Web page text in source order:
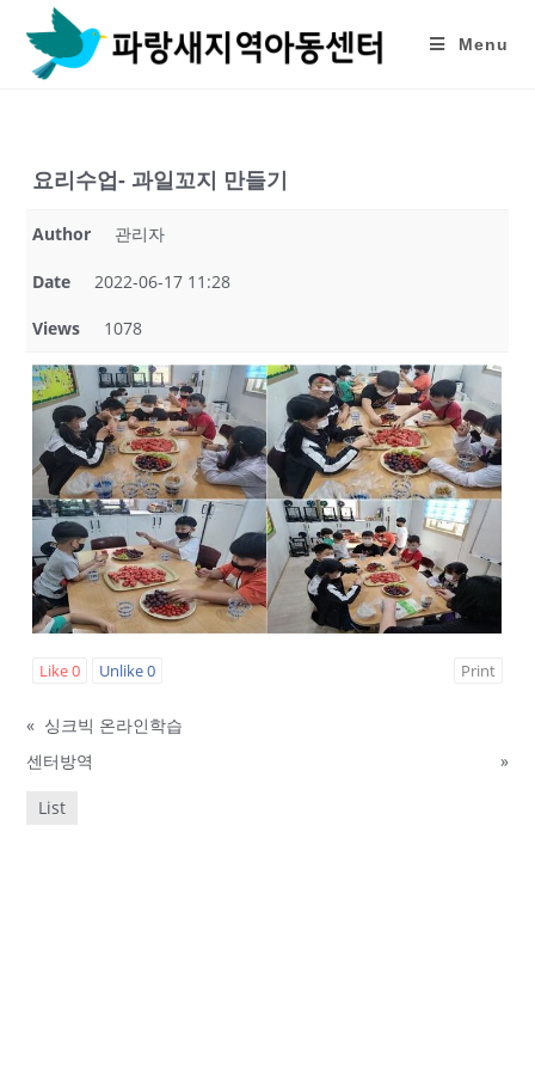
content
Menu
요리수업- 과일꼬지 만들기
Author 관리자
Date 2022-06-17 11:28
Views 1078
Like0 Unlike0 Print
« 싱크빅 온라인학습
센터방역
»
List